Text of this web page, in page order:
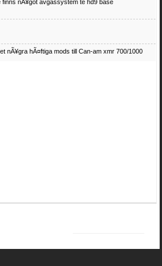
finns nÃ¥got avgassystem te hd9 base
nÃ¥gra hÃ¤ftiga mods till Can-am xmr 700/1000
fyrhjulingar. Jag betalar bra och du kan nÃ¥ mig
ifall du har en som du vill sÃ¤lja
kan begÃ¤ra fÃ¶r en Honda TRX 350 FE 2005
Cetek 500 EFI
trasiga fyrhjulingar. Jag betalar bra och du kan nÃÂ¥